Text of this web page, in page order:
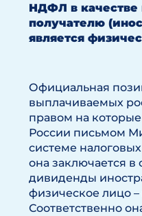
НДФЛ в качестве
получателю
является
Официальная
выплачиваемых
правом на
России письмом
системе
она заключается
дивиденды
физическое лицо
Соответственно